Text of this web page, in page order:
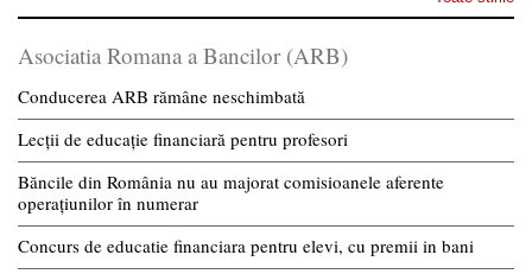
Asociatia Romana a Bancilor (ARB)
Conducerea ARB rămâne neschimbată
Lecții de educație financiară pentru profesori
Băncile din România nu au majorat comisioanele aferente
operațiunilor în numerar
Concurs de educatie financiara pentru elevi, cu premii in bani